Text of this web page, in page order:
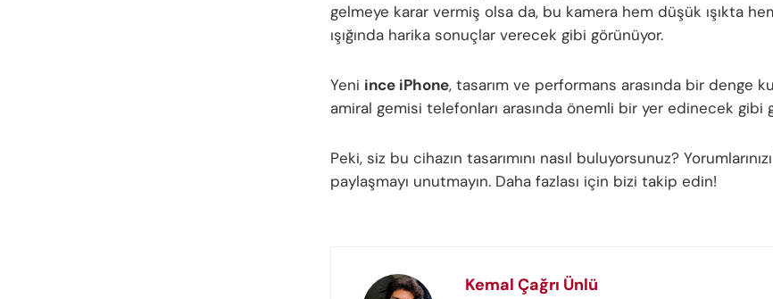
gelmeye karar vermiş olsa da, bu kamera hem düşük ışıkta
ışığında harika sonuçlar verecek gibi görünüyor.
Yeni ince iPhone, tasarım ve performans arasında bir denge
amiral gemisi telefonları arasında önemli bir yer edinecek gibi
Peki, siz bu cihazın tasarımını nasıl buluyorsunuz?
paylaşmayı unutmayın. Daha fazlası için bizi takip edin!
Kemal Çağrı Ünlü